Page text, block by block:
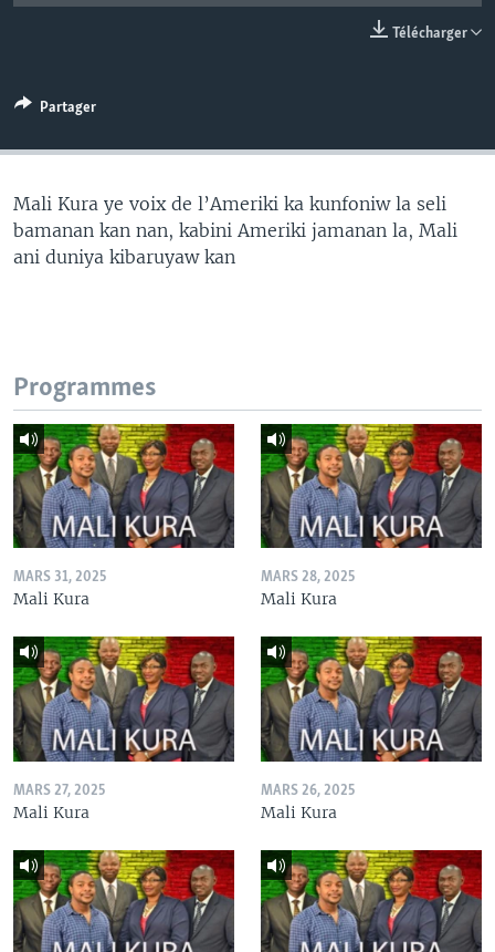
Télécharger
Partager
Mali Kura ye voix de l’Ameriki ka kunfoniw la seli
bamanan kan nan, kabini Ameriki jamanan la, Mali
ani duniya kibaruyaw kan
Programmes
MARS 31, 2025
Mali Kura
MARS 28, 2025
Mali Kura
MARS 27, 2025
Mali Kura
MARS 26, 2025
Mali Kura